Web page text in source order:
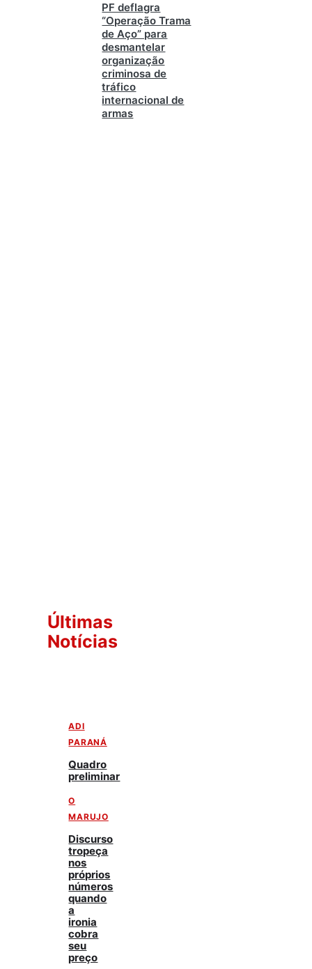
PF deflagra
“Operação Trama
de Aço” para
desmantelar
organização
criminosa de
tráfico
internacional de
armas
Últimas
Notícias
ADI
PARANÁ
Quadro
preliminar
O
MARUJO
Discurso
tropeça
nos
próprios
números
quando
a
ironia
cobra
seu
preço